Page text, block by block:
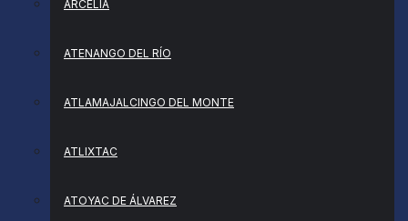
ARCELIA
ATENANGO DEL RÍO
ATLAMAJALCINGO DEL MONTE
ATLIXTAC
ATOYAC DE ÁLVAREZ